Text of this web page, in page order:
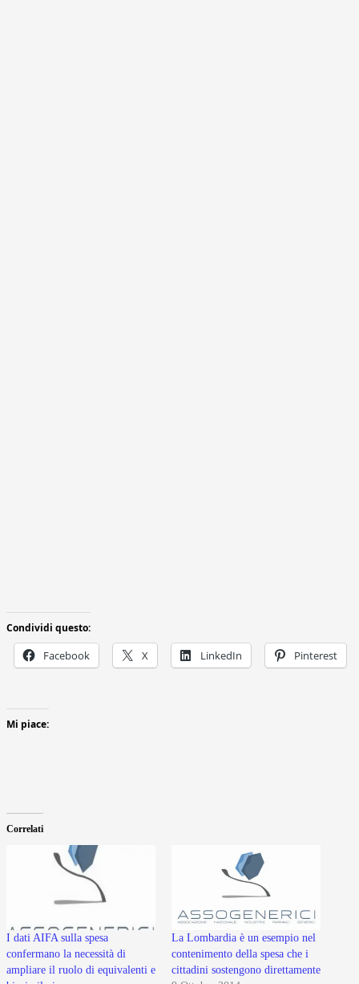
Condividi questo:
Facebook X LinkedIn Pinterest
Mi piace:
Correlati
I dati AIFA sulla spesa
confermano la necessità di
ampliare il ruolo di equivalenti e
La Lombardia è un esempio nel
contenimento della spesa che i
cittadini sostengono direttamente